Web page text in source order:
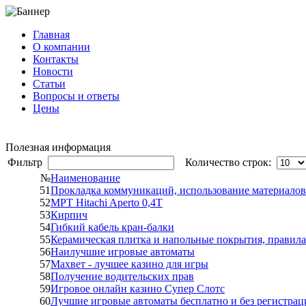
Главная
О компании
Контакты
Новости
Статьи
Вопросы и ответы
Цены
Полезная информация
Фильтр
Количество строк:
№Наименование
51Прокладка коммуникаций, использование материалов
52МРТ Hitachi Aperto 0,4T
53Кирпич
54Гибкий кабель кран-балки
55Керамическая плитка и напольные покрытия,
56Наилучшие игровые автоматы
57Махвет - лучшее казино для игры
58Получение водительских прав
59Игровое онлайн казино Супер Слотс
60Лучшие игровые автоматы бесплатно и без